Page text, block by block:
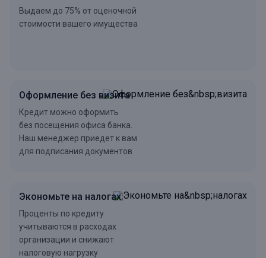
Выдаем до 75% от оценочной
стоимости вашего имущества
Оформление без визита
Кредит можно оформить
без посещения офиса банка.
Наш менеджер приедет к вам
для подписания документов
Экономьте на налогах
Проценты по кредиту
учитываются в расходах
организации и снижают
налоговую нагрузку